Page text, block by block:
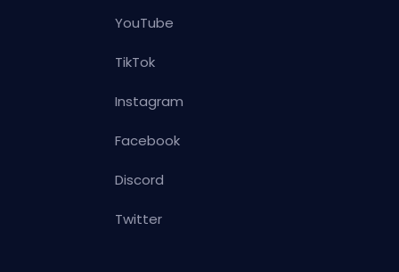
YouTube
TikTok
Instagram
Facebook
Discord
Twitter